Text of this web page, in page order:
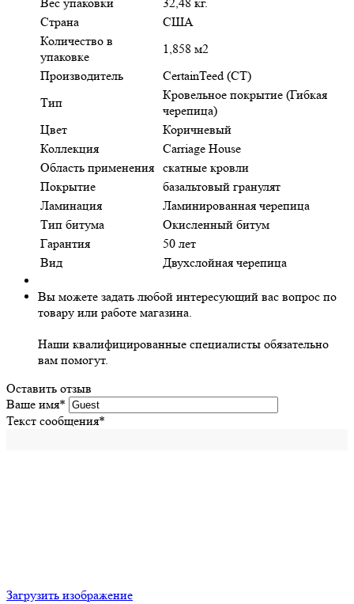
Страна
США
Количество в
упаковке
1,858 м2
Производитель
CertainTeed (CT)
Тип
Кровельное покрытие (Гибкая
черепица)
Цвет
Коричневый
Коллекция
Carriage House
Область применения скатные кровли
Покрытие
базальтовый гранулят
Ламинация
Ламинированная черепица
Тип битума
Окисленный битум
Гарантия
50 лет
Вид
Двухслойная черепица
Вы можете задать любой интересующий вас вопрос по
товару или работе магазина.
Наши квалифицированные специалисты обязательно
вам помогут.
Оставить отзыв
Ваше имя*
Текст сообщения*
Загрузить изображение